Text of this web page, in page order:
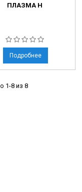
ПЛАЗМА Н
Подробнее
1-8 из 8